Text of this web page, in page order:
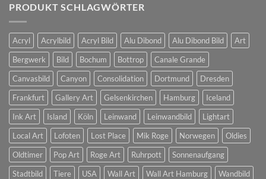
PRODUKT SCHLAGWÖRTER
Acryl Acrylbild Acryl Bild Alu Dibond Alu Dibond Bild
Art
Bergwerk
Bild Bochum Bottrop
Canale Grande
Canvasbild
Canyon Consolidation Dortmund
Dresden
Frankfurt
Gallery Art Gelsenkirchen Hamburg
Iceland
Ink Art
Island Köln Leinwand Leinwandbild
Lightart
Local Art
Lofoten Lost Place Mik Roge Norwegen
Oldies
Oldtimer
Pop Art Roge Art Ruhrpott
Sonnenaufgang
Stadtbild
Tiere USA Wall Art Wall Art Hamburg
Wandbild